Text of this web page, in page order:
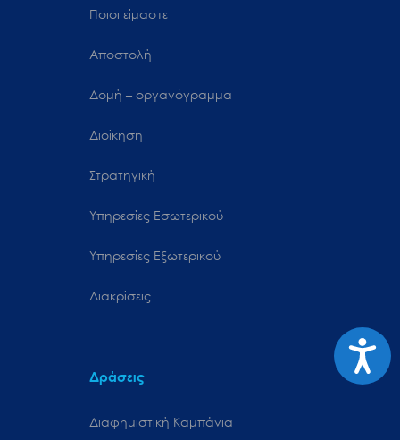
Ποιοι είμαστε
Αποστολή
Δομή – οργανόγραμμα
Διοίκηση
Στρατηγική
Υπηρεσίες Εσωτερικού
Υπηρεσίες Εξωτερικού
Διακρίσεις
Δράσεις
Διαφημιστική Καμπάνια